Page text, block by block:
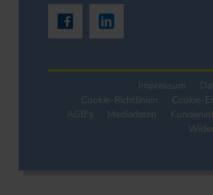
Impressum
Cookie-Richtlinien
Cookie-
AGB's
Mediadaten